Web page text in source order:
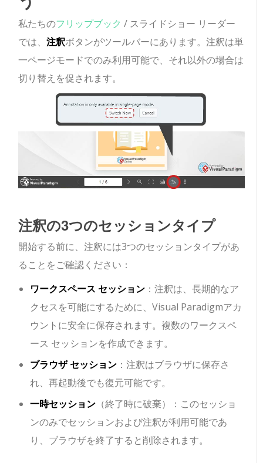
私たちのフリップブック / スライドショー リーダー
では、注釈ボタンがツールバーにあります。注釈は単
一ページモードでのみ利用可能で、それ以外の場合は
切り替えを促されます。
注釈の3つのセッションタイプ
開始する前に、注釈には3つのセッションタイプがあ
ることをご確認ください：
ワークスペース セッション ：注釈は、長期的なア
クセスを可能にするために、Visual Paradigmアカ
ウントに安全に保存されます。複数のワークスペ
ース セッションを作成できます。
ブラウザ セッション ：注釈はブラウザに保存さ
れ、再起動後でも復元可能です。
一時セッション （終了時に破棄）：このセッショ
ンのみでセッションおよび注釈が利用可能であ
り、ブラウザを終了すると削除されます。